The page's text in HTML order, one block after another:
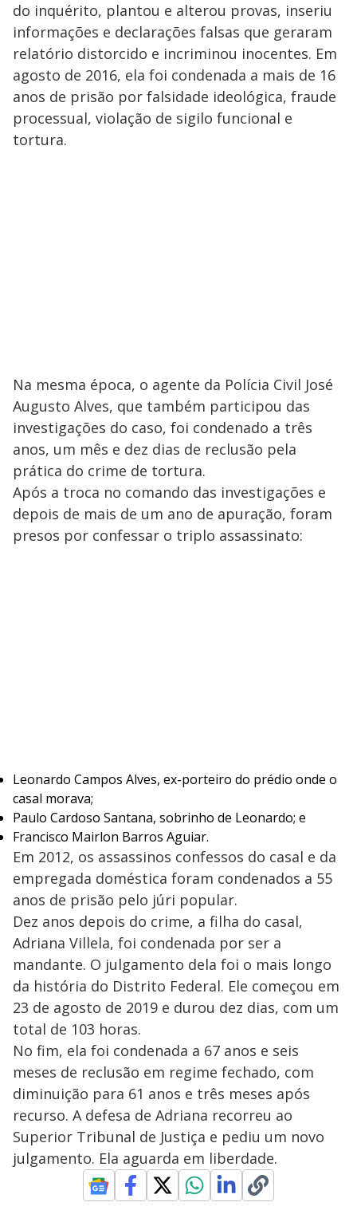
do inquérito, plantou e alterou provas, inseriu
informações e declarações falsas que geraram
relatório distorcido e incriminou inocentes. Em
agosto de 2016, ela foi condenada a mais de 16
anos de prisão por falsidade ideológica, fraude
processual, violação de sigilo funcional e
tortura.
Na mesma época, o agente da Polícia Civil José
Augusto Alves, que também participou das
investigações do caso, foi condenado a três
anos, um mês e dez dias de reclusão pela
prática do crime de tortura.
Após a troca no comando das investigações e
depois de mais de um ano de apuração, foram
presos por confessar o triplo assassinato:
Leonardo Campos Alves, ex-porteiro do prédio onde o
casal morava;
Paulo Cardoso Santana, sobrinho de Leonardo; e
Francisco Mairlon Barros Aguiar.
Em 2012, os assassinos confessos do casal e da
empregada doméstica foram condenados a 55
anos de prisão pelo júri popular.
Dez anos depois do crime, a filha do casal,
Adriana Villela, foi condenada por ser a
mandante. O julgamento dela foi o mais longo
da história do Distrito Federal. Ele começou em
23 de agosto de 2019 e durou dez dias, com um
total de 103 horas.
No fim, ela foi condenada a 67 anos e seis
meses de reclusão em regime fechado, com
diminuição para 61 anos e três meses após
recurso. A defesa de Adriana recorreu ao
Superior Tribunal de Justiça e pediu um novo
julgamento. Ela aguarda em liberdade.